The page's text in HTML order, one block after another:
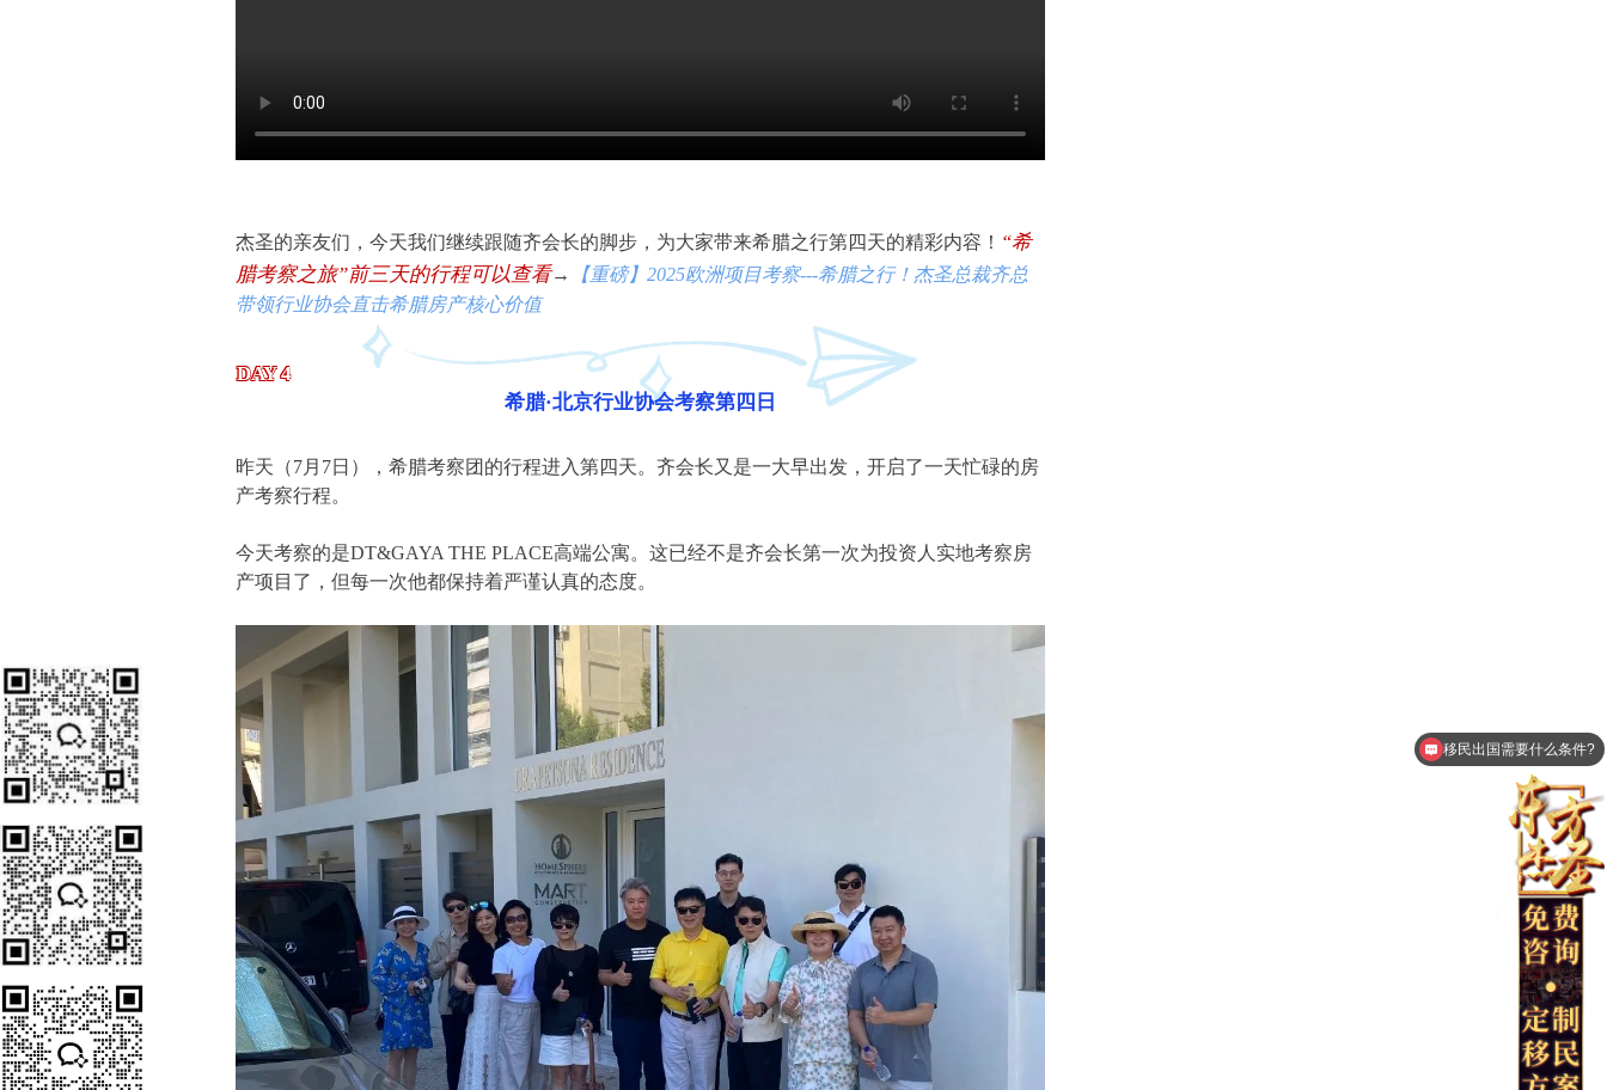
杰圣的亲友们 ，今天我们继续跟随齐会长的脚步，为大家带来希腊之行第四天的精彩内容！ “希
腊考察之旅”前三天的行程可以查看→
【重磅】2025欧洲项目考察---希腊之行！杰圣总裁齐总
带领行业协会直击希腊房产核心价值
DAY 4
希腊·北京行业协会考察第四日
昨天（7月7日 ），希腊考察团的行程进入第四天。齐会长又是一大早出发，开启了一天忙碌的房
产考察行程。
今天考察的是DT&GAYA THE PLACE高端公寓。这已经不是齐会长第一次为投资人实地考察房
产项目了，但每一次他都保持着严谨认真的态度。
移民出国需要什么条件?